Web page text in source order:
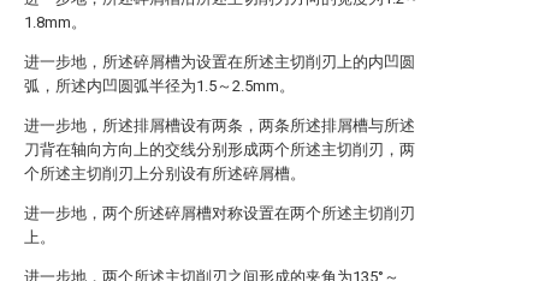
1.8mm。
进一步地，所述碎屑槽为设置在所述主切削刃上的内凹圆
弧，所述内凹圆弧半径为1.5～2.5mm。
进一步地，所述排屑槽设有两条，两条所述排屑槽与所述
刀背在轴向方向上的交线分别形成两个所述主切削刃，两
个所述主切削刃上分别设有所述碎屑槽。
进一步地，两个所述碎屑槽对称设置在两个所述主切削刃
上。
进一步地，两个所述主切削刃之间形成的夹角为135°～